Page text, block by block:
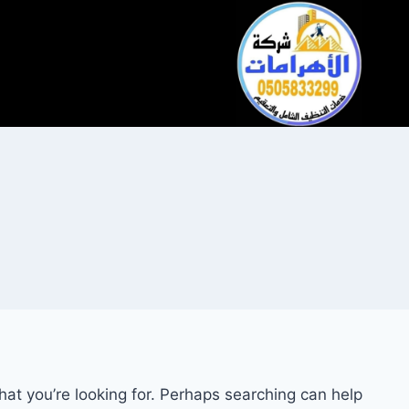
المحتوى
you’re looking for. Perhaps searching can help.